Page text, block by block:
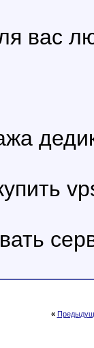
вас
«